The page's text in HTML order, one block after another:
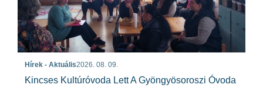
Hírek - Aktuális2026. 08. 09.
Kincses Kultúróvoda Lett A Gyöngyösoroszi Óvoda